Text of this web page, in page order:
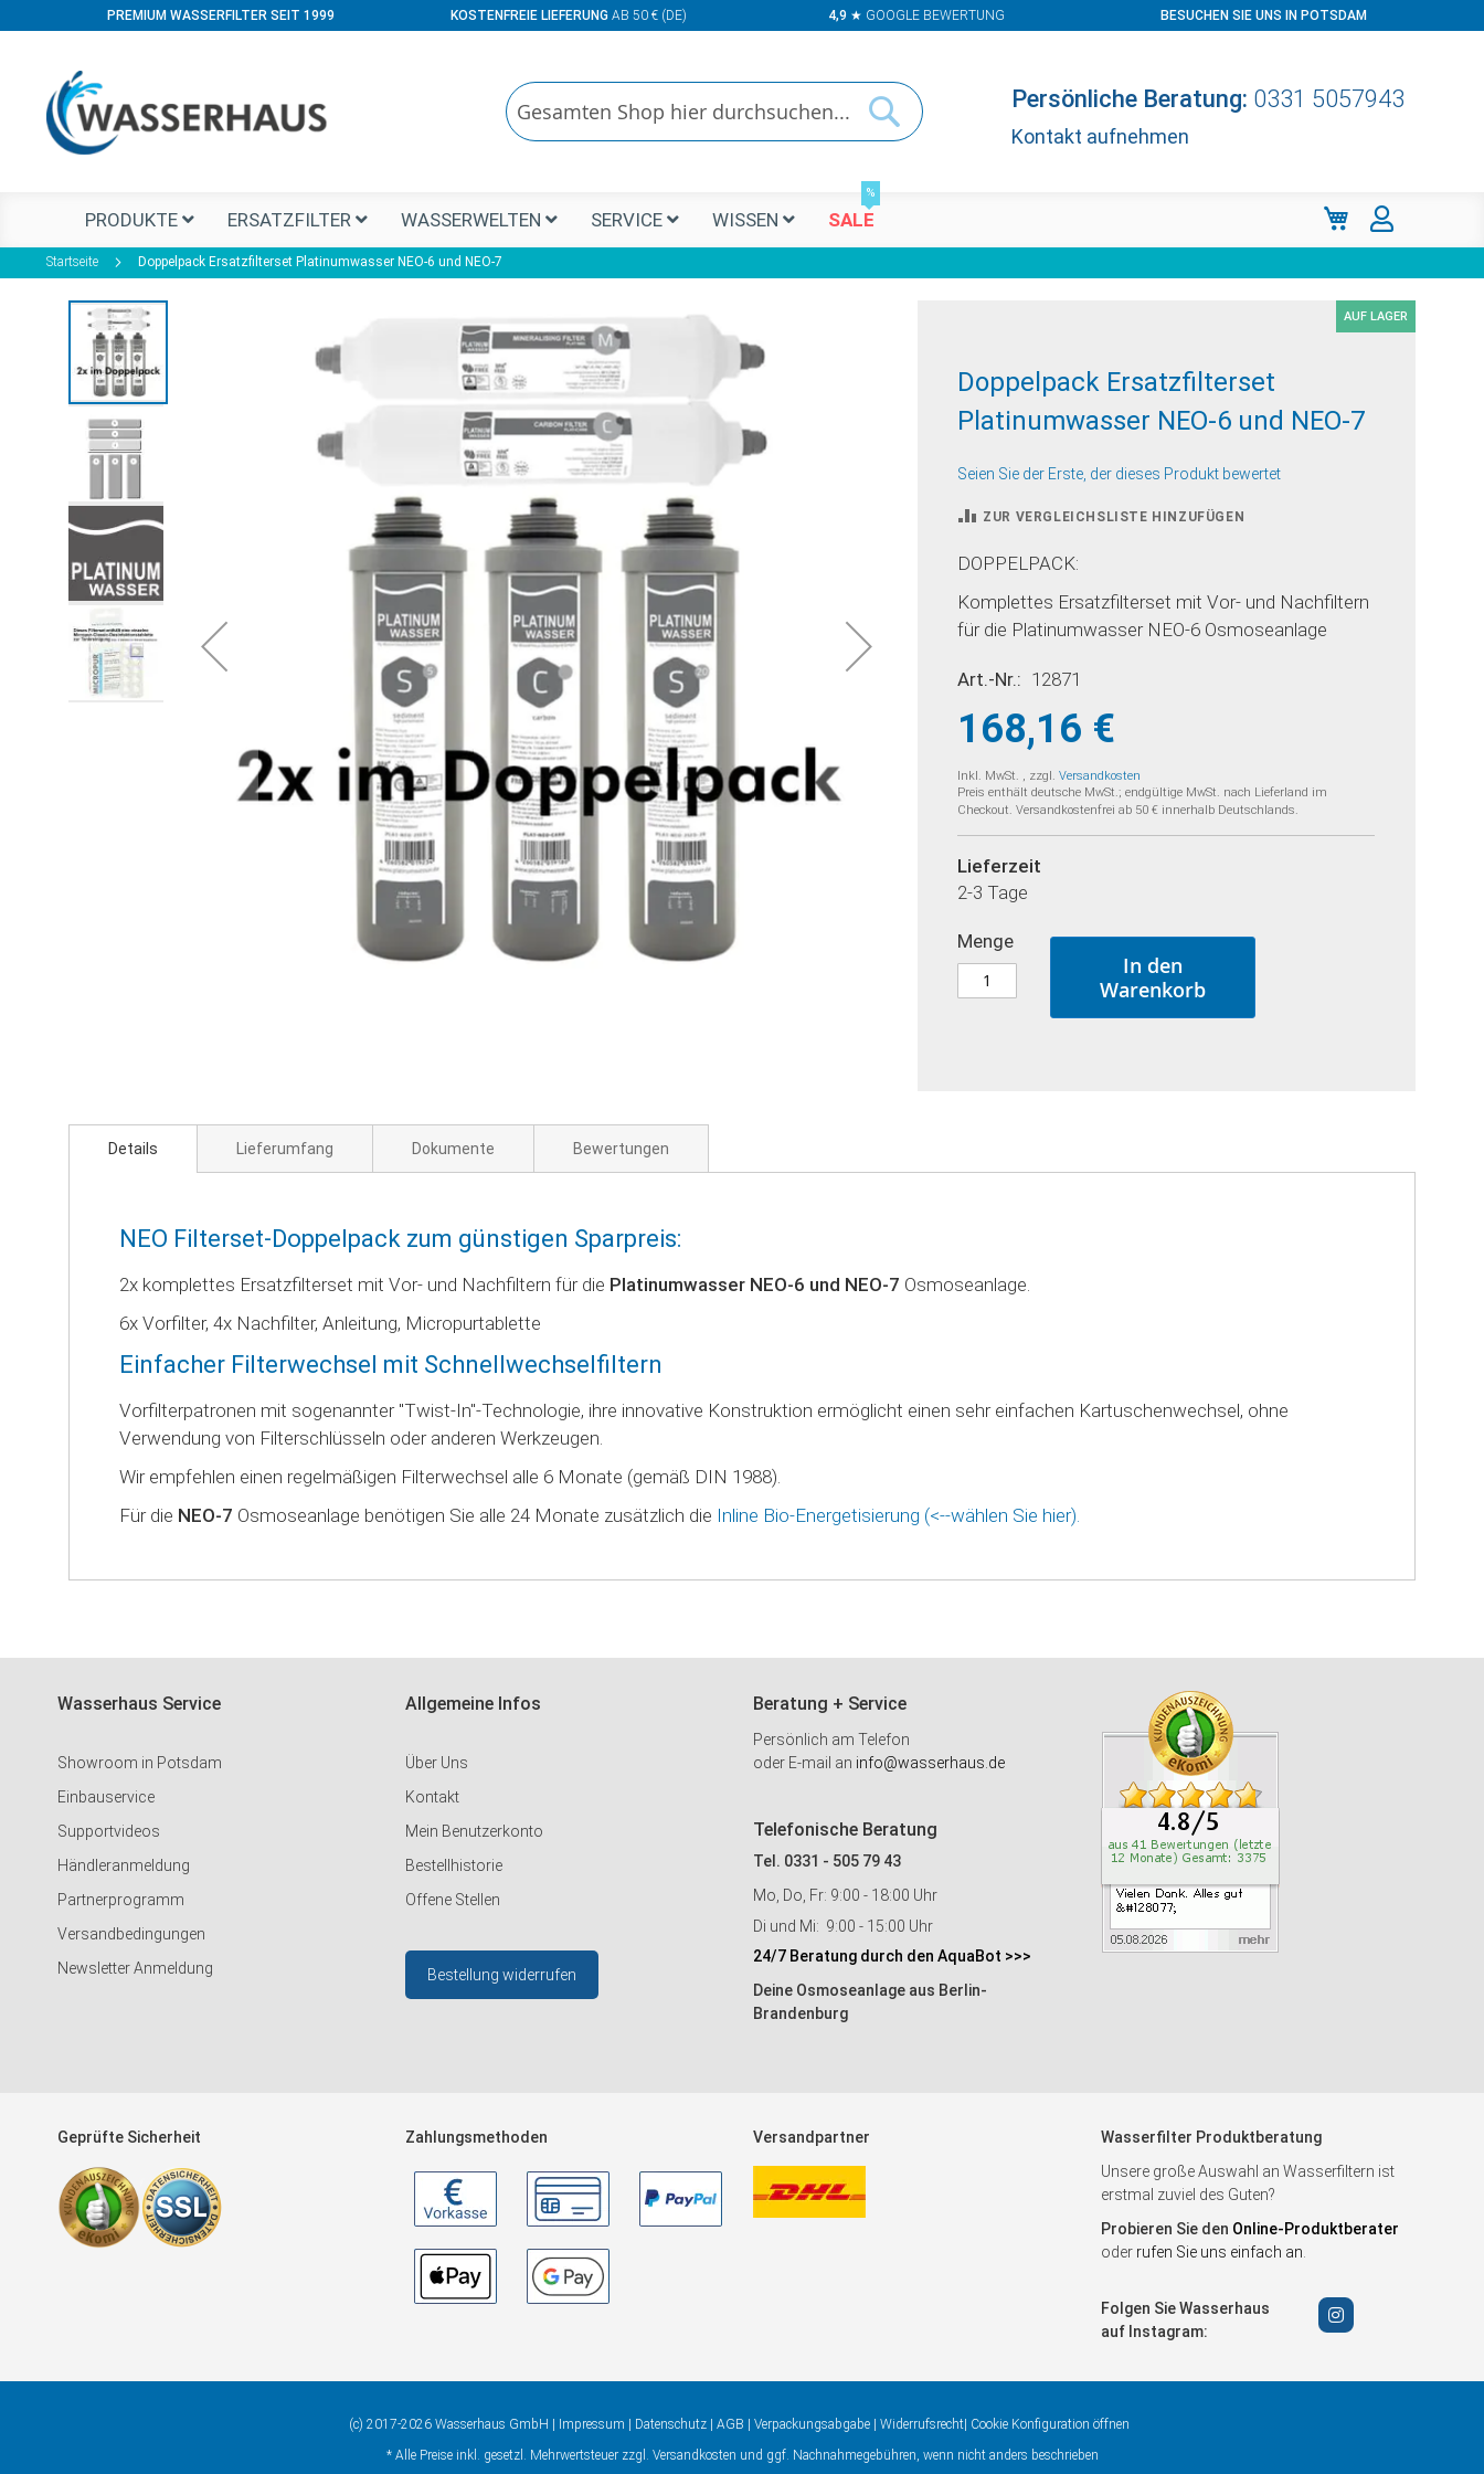
PREMIUM WASSERFILTER SEIT 1999 KOSTENFREIE LIEFERUNGAB 50 € (DE) 4,9 ★ GOOGLE BEWERTUNG BESUCHEN SIE UNS IN POTSDAM
Suchen
Persönliche Beratung: 0331 5057943
Kontakt aufnehmen
PRODUKTE ERSATZFILTER WASSERWELTEN SERVICE WISSEN SALE
%
Mein Warenkorb
Startseite Doppelpack Ersatzfilterset Platinumwasser NEO-6 und NEO-7
Zum
Ende
der
Bildgalerie
springen
AUF LAGER
Doppelpack Ersatzfilterset
Platinumwasser NEO-6 und NEO-7
Seien Sie der Erste, der dieses Produkt bewertet
ZUR VERGLEICHSLISTE HINZUFÜGEN
DOPPELPACK:
Komplettes Ersatzfilterset mit Vor- und Nachfiltern
für die Platinumwasser NEO-6 Osmoseanlage
Art.-Nr. 12871
168,16 €
Inkl. MwSt. , zzgl.Versandkosten
Preis enthält deutsche MwSt.; endgültige MwSt. nach Lieferland im
Checkout. Versandkostenfrei ab 50 € innerhalb Deutschlands.
Lieferzeit
2-3 Tage
Menge
In den
Warenkorb
Details Lieferumfang Dokumente Bewertungen
NEO Filterset-Doppelpack zum günstigen Sparpreis:
2x komplettes Ersatzfilterset mit Vor- und Nachfiltern für die Platinumwasser NEO-6 und NEO-7 Osmoseanlage.
6x Vorfilter, 4x Nachfilter, Anleitung, Micropurtablette
Einfacher Filterwechsel mit Schnellwechselfiltern
Vorfilterpatronen mit sogenannter "Twist-In"-Technologie, ihre innovative Konstruktion ermöglicht einen sehr einfachen Kartuschenwechsel, ohne
Verwendung von Filterschlüsseln oder anderen Werkzeugen.
Wir empfehlen einen regelmäßigen Filterwechsel alle 6 Monate (gemäß DIN 1988).
Für die NEO-7 Osmoseanlage benötigen Sie alle 24 Monate zusätzlich die Inline Bio-Energetisierung (<--wählen Sie hier).
Wasserhaus Service
Showroom in Potsdam
Einbauservice
Supportvideos
Händleranmeldung
Partnerprogramm
Versandbedingungen
Newsletter Anmeldung
Allgemeine Infos
Über Uns
Kontakt
Mein Benutzerkonto
Bestellhistorie
Offene Stellen
Bestellung widerrufen
Beratung + Service
Persönlich am Telefon
oder E-mail an info@wasserhaus.de
Telefonische Beratung
Tel. 0331 - 505 79 43
Mo, Do, Fr: 9:00 - 18:00 Uhr
Di und Mi: 9:00 - 15:00 Uhr
24/7 Beratung durch den AquaBot >>>
Deine Osmoseanlage aus Berlin-
Brandenburg
Geprüfte Sicherheit Zahlungsmethoden Versandpartner
Wasserfilter Produktberatung
Unsere große Auswahl an Wasserfiltern ist
erstmal zuviel des Guten?
Probieren Sie den Online-Produktberater
oder rufen Sie uns einfach an.
Folgen Sie Wasserhaus
auf Instagram:
(c) 2017-2026 Wasserhaus GmbH | Impressum Datenschutz| AGB Verpackungsabgabe| Widerrufsrecht| Cookie Konfiguration öffnen
* Alle Preise inkl. gesetzl. Mehrwertsteuer zzgl. Versandkosten und ggf. Nachnahmegebühren, wenn nicht anders beschrieben